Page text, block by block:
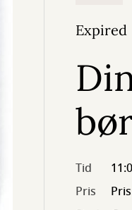
Expired
Tid
Pris